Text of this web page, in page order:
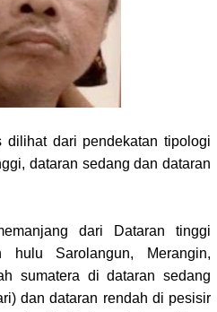
dilihat dari pendekatan tipologi
dataran sedang dan dataran
dari Dataran tinggi
hulu Sarolangun, Merangin,
sumatera di dataran sedang
dan dataran rendah di pesisir